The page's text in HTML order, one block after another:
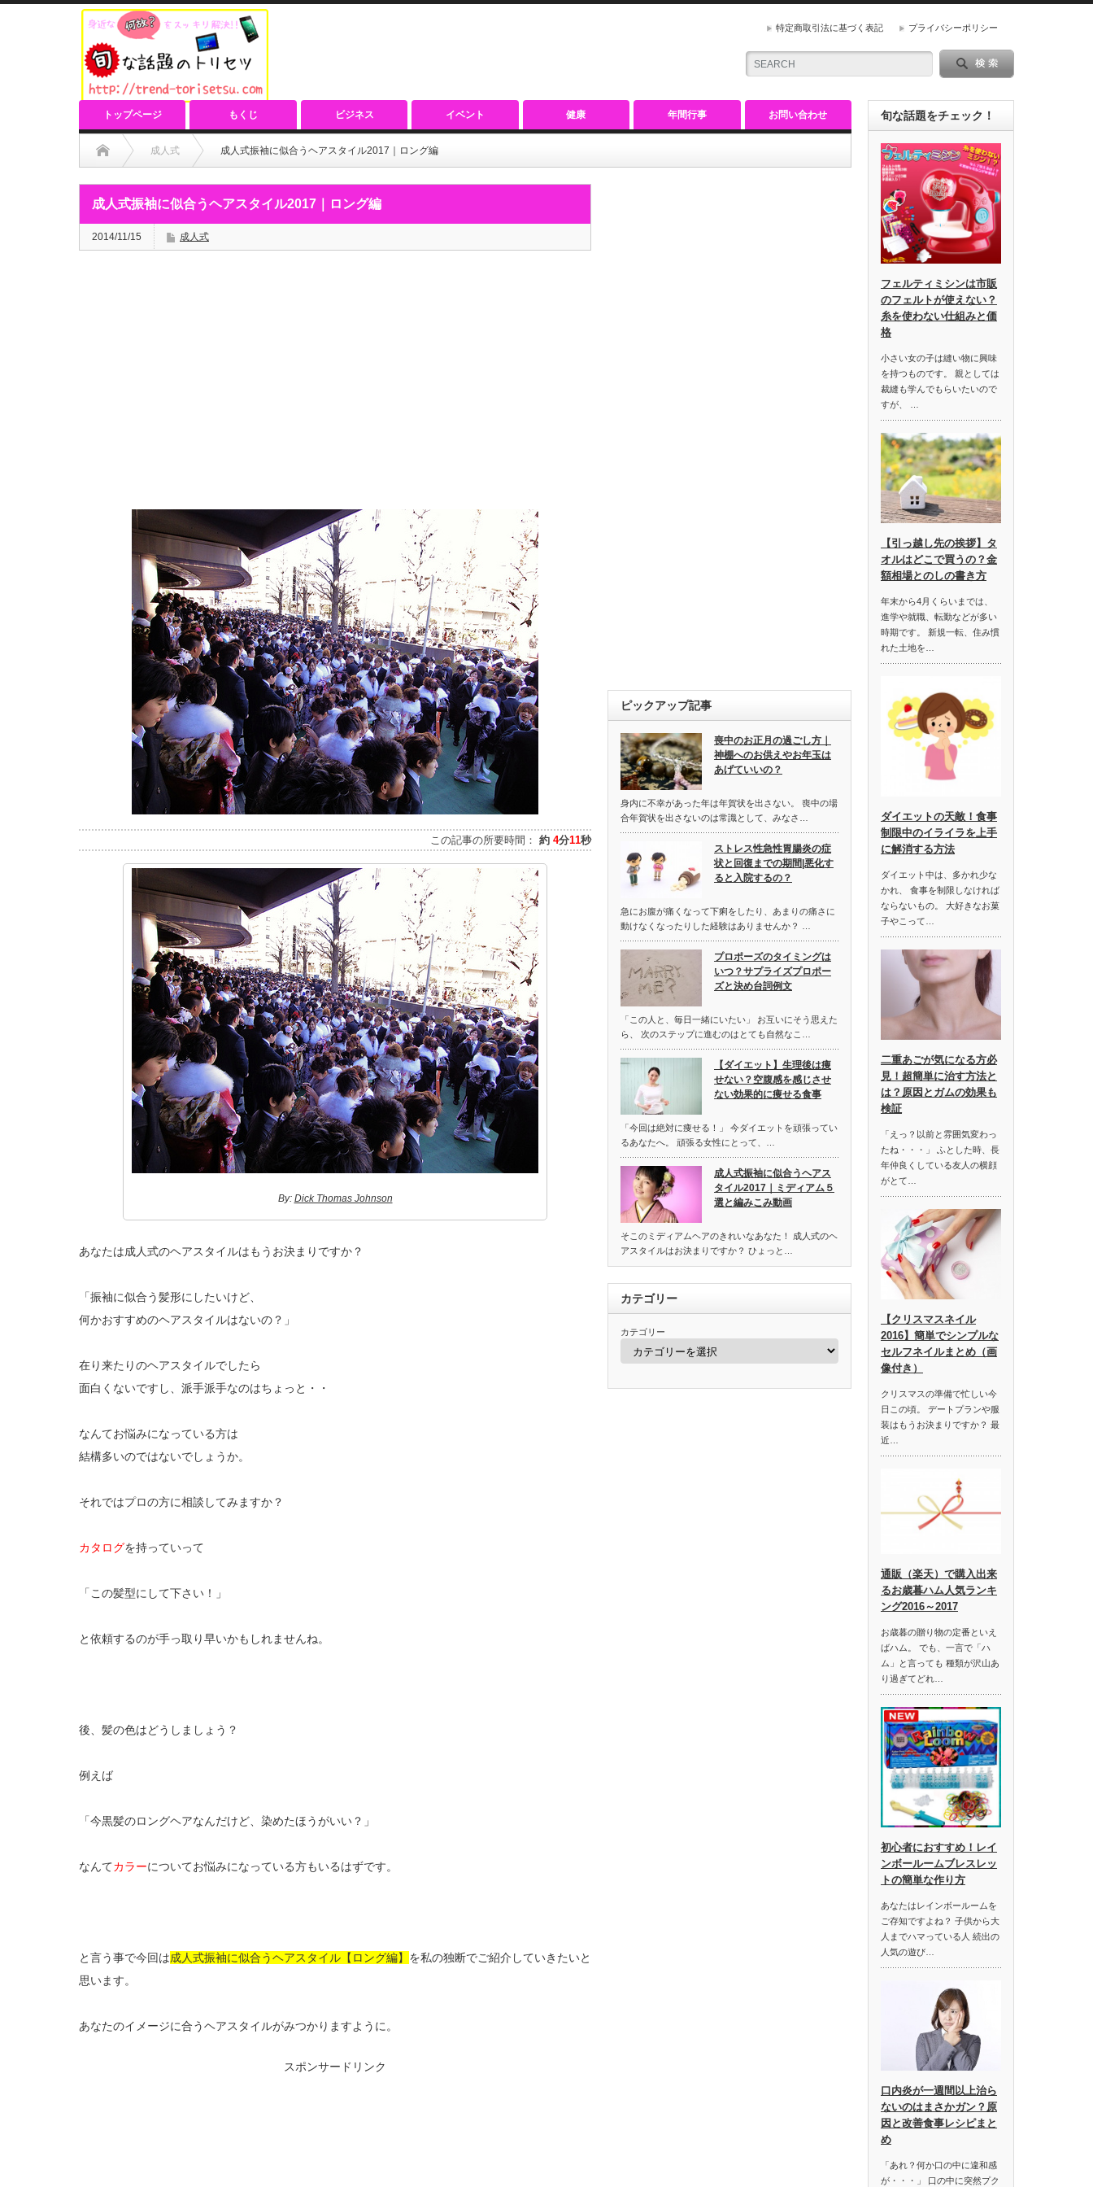
特定商取引法に基づく表記 プライバシーポリシー
トップページ もくじ ビジネス イベント 健康 年間行事 お問い合わせ
成人式 成人式振袖に似合うヘアスタイル2017｜ロング編
成人式振袖に似合うヘアスタイル2017｜ロング編
2014/11/15 成人式
この記事の所要時間： 約 4分11秒
By: Dick Thomas Johnson
あなたは成人式のヘアスタイルはもうお決まりですか？
「振袖に似合う髪形にしたいけど、
何かおすすめのヘアスタイルはないの？」
在り来たりのヘアスタイルでしたら
面白くないですし、派手派手なのはちょっと・・
なんてお悩みになっている方は
結構多いのではないでしょうか。
それではプロの方に相談してみますか？
カタログを持っていって
「この髪型にして下さい！」
と依頼するのが手っ取り早いかもしれませんね。
後、髪の色はどうしましょう？
例えば
「今黒髪のロングヘアなんだけど、染めたほうがいい？」
なんてカラーについてお悩みになっている方もいるはずです。
と言う事で今回は成人式振袖に似合うヘアスタイル【ロング編】 を私の独断でご紹介していきたいと
思います。
あなたのイメージに合うヘアスタイルがみつかりますように。
スポンサードリンク
ピックアップ記事
喪中のお正月の過ごし方｜
神棚へのお供えやお年玉は
あげていいの？
身内に不幸があった年は年賀状を出さない。 喪中の場
合年賀状を出さないのは常識として、みなさ…
ストレス性急性胃腸炎の症
状と回復までの期間|悪化す
ると入院するの？
急にお腹が痛くなって下痢をしたり、あまりの痛さに
動けなくなったりした経験はありませんか？ …
プロポーズのタイミングは
いつ？サプライズプロポー
ズと決め台詞例文
「この人と、毎日一緒にいたい」 お互いにそう思えた
ら、 次のステップに進むのはとても自然なこ…
【ダイエット】生理後は痩
せない？空腹感を感じさせ
ない効果的に痩せる食事
「今回は絶対に痩せる！」 今ダイエットを頑張ってい
るあなたへ。 頑張る女性にとって、…
成人式振袖に似合うヘアス
タイル2017｜ミディアム５
選と編みこみ動画
そこのミディアムヘアのきれいなあなた！ 成人式のヘ
アスタイルはお決まりですか？ ひょっと…
カテゴリー
カテゴリー
旬な話題をチェック！
フェルティミシンは市販
のフェルトが使えない？
糸を使わない仕組みと価
格
小さい女の子は縫い物に興味
を持つものです。 親としては
裁縫も学んでもらいたいので
すが、 …
【引っ越し先の挨拶】タ
オルはどこで買うの？金
額相場とのしの書き方
年末から4月くらいまでは、
進学や就職、転勤などが多い
時期です。 新規一転、住み慣
れた土地を…
ダイエットの天敵！食事
制限中のイライラを上手
に解消する方法
ダイエット中は、多かれ少な
かれ、 食事を制限しなければ
ならないもの。 大好きなお菓
子やこって…
二重あごが気になる方必
見！超簡単に治す方法と
は？原因とガムの効果も
検証
「えっ？以前と雰囲気変わっ
たね・・・」 ふとした時、長
年仲良くしている友人の横顔
がとて…
【クリスマスネイル
2016】簡単でシンプルな
セルフネイルまとめ（画
像付き）
クリスマスの準備で忙しい今
日この頃。 デートプランや服
装はもうお決まりですか？ 最
近…
通販（楽天）で購入出来
るお歳暮ハム人気ランキ
ング2016～2017
お歳暮の贈り物の定番といえ
ばハム。 でも、一言で「ハ
ム」と言っても 種類が沢山あ
り過ぎてどれ…
初心者におすすめ！レイ
ンボールームブレスレッ
トの簡単な作り方
あなたはレインボールームを
ご存知ですよね？ 子供から大
人までハマっている人 続出の
人気の遊び…
口内炎が一週間以上治ら
ないのはまさかガン？原
因と改善食事レシピまと
め
「あれ？何か口の中に違和感
が・・・」 口の中に突然プク